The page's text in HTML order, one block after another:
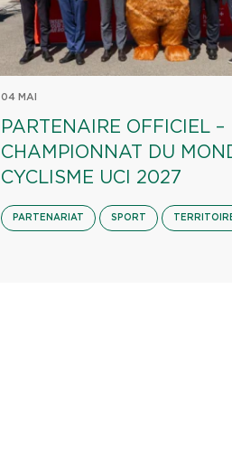
04 MAI
PARTENAIRE OFFICIEL –
CHAMPIONNAT DU
CYCLISME UCI 2027
PARTENARIAT SPORT